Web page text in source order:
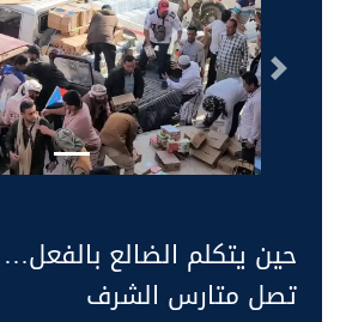
السابق
حين يتكلم الضالع
تصل متارس الشرف